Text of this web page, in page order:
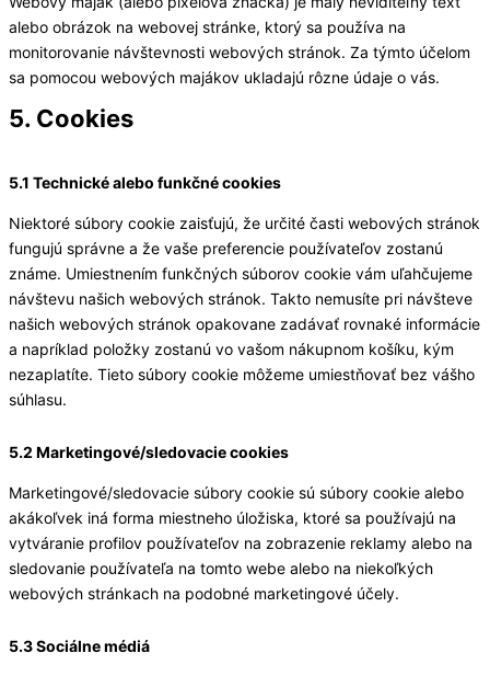
alebo obrázok na webovej stránke, ktorý sa používa na
monitorovanie návštevnosti webových stránok. Za týmto účelom
sa pomocou webových majákov ukladajú rôzne údaje o vás.
5. Cookies
5.1 Technické alebo funkčné cookies
Niektoré súbory cookie zaisťujú, že určité časti webových stránok
fungujú správne a že vaše preferencie používateľov zostanú
známe. Umiestnením funkčných súborov cookie vám uľahčujeme
návštevu našich webových stránok. Takto nemusíte pri návšteve
našich webových stránok opakovane zadávať rovnaké informácie
a napríklad položky zostanú vo vašom nákupnom košíku, kým
nezaplatíte. Tieto súbory cookie môžeme umiestňovať bez vášho
súhlasu.
5.2 Marketingové/sledovacie cookies
Marketingové/sledovacie súbory cookie sú súbory cookie alebo
akákoľvek iná forma miestneho úložiska, ktoré sa používajú na
vytváranie profilov používateľov na zobrazenie reklamy alebo na
sledovanie používateľa na tomto webe alebo na niekoľkých
webových stránkach na podobné marketingové účely.
5.3 Sociálne médiá